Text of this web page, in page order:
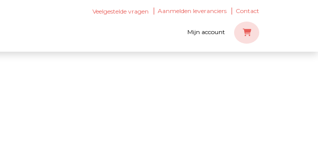
Veelgestelde vragen Aanmelden leveranciers Contact
Mijn account